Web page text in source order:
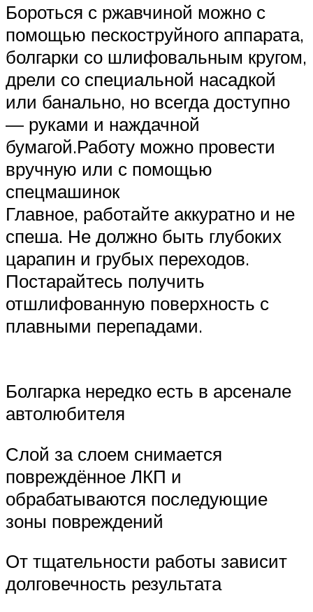
Бороться с ржавчиной можно с
помощью пескоструйного аппарата,
болгарки со шлифовальным кругом,
дрели со специальной насадкой
или банально, но всегда доступно
— руками и наждачной
бумагой.Работу можно провести
вручную или с помощью
спецмашинок
Главное, работайте аккуратно и не
спеша. Не должно быть глубоких
царапин и грубых переходов.
Постарайтесь получить
отшлифованную поверхность с
плавными перепадами.
Болгарка нередко есть в арсенале
автолюбителя
Слой за слоем снимается
повреждённое ЛКП и
обрабатываются последующие
зоны повреждений
От тщательности работы зависит
долговечность результата